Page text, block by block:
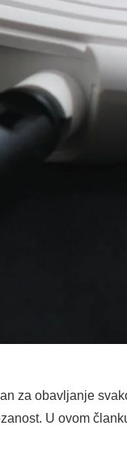
za obavljanje
U ovom